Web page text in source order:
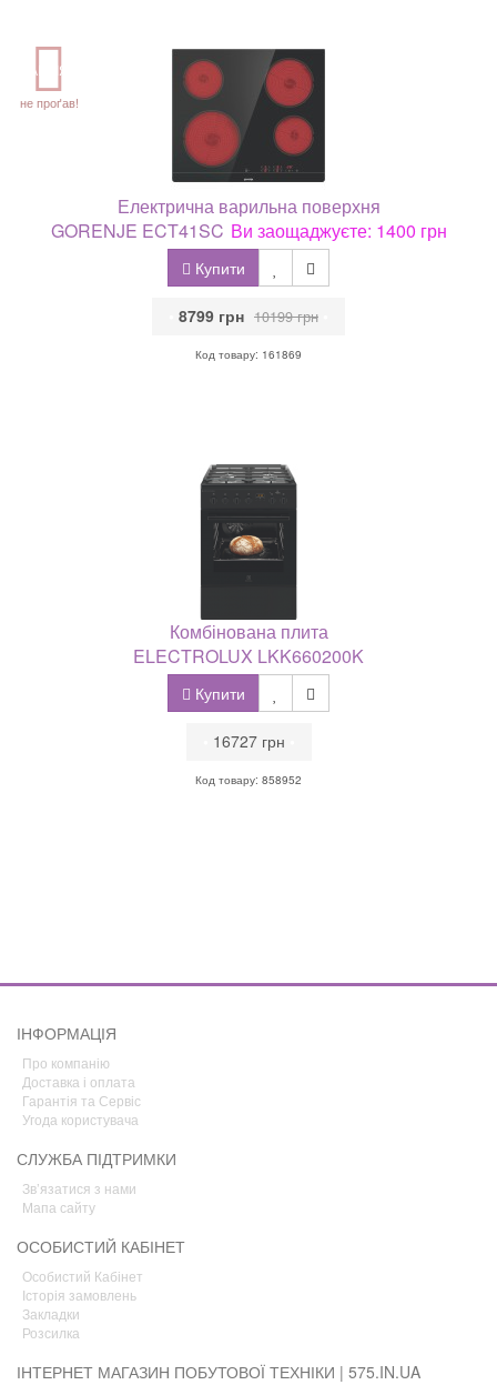
АКЦІЯ
не проґав!
Електрична варильна поверхня
GORENJE ECT41SC Ви заощаджуєте: 1400 грн
Купити
8799 грн 10199 грн
Код товару: 161869
Комбінована плита
ELECTROLUX LKK660200K
Купити
16727 грн
Код товару: 858952
ІНФОРМАЦІЯ
Про компанію
Доставка і оплата
Гарантія та Сервіс
Угода користувача
СЛУЖБА ПІДТРИМКИ
Зв’язатися з нами
Мапа сайту
ОСОБИСТИЙ КАБІНЕТ
Особистий Кабінет
Історія замовлень
Закладки
Розсилка
ІНТЕРНЕТ МАГАЗИН ПОБУТОВОЇ ТЕХНІКИ | 575.IN.UA